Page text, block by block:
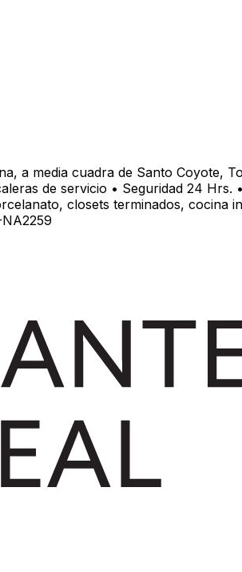
a media cuadra de Santo Coyote,
de servicio • Seguridad 24
closets terminados, cocina